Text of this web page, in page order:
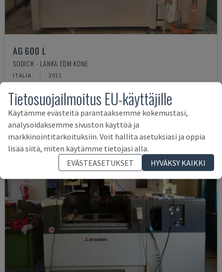
AG 600 L
SODICK - LANKA EDM KONE
ITALIA 2011
Tietosuojailmoitus EU-käyttäjille
Käytämme evästeitä parantaaksemme kokemustasi,
analysoidaksemme sivuston käyttöä ja
markkinointitarkoituksiin. Voit hallita asetuksiasi ja oppia
lisää siitä, miten käytämme tietojasi alla.
EVÄSTEASETUKSET
HYVÄKSY KAIKKI